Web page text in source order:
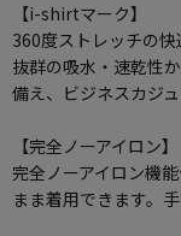
【i-shirtマーク】
360度ストレッチの快
抜群の吸水・速乾性
備え、ビジネスカジ
【完全ノーアイロン】
完全ノーアイロン機
まま着用できます。